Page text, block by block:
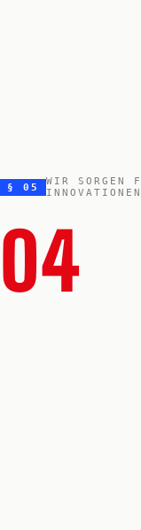
§ 05
WIR SORGEN
INNOVATIONEN
04